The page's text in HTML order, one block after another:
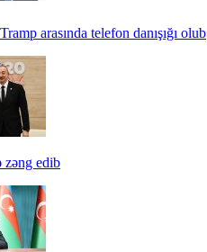
arasında telefon danışığı olub
zəng edib